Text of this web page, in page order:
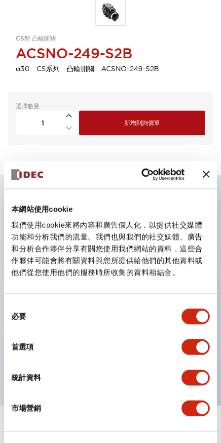
本網站使用cookie
我們使用cookie來將內容和廣告個人化，以提供社交媒體
功能和分析我們的流量。我們也與我們的社交媒體、廣告
和分析合作夥伴分享有關您使用我們網站的資料，這些合
作夥伴可能會將有關資料與您所提供給他們的其他資料或
他們從您使用他們的服務時所收集的資料相結合。
必要
首選項
統計資料
市場營銷
CS型 凸輪開關
ACSNO-249-S2B
φ30 CS系列 凸輪開關 ACSNO-249-S2B
選擇數量
新增到詢價單
主要特點
CS型凸輪開關是方便用於設備的開關和切換，適用範圍廣
泛的操作開關器。
提供72種標準迴路
透過6種形式與接點模組段數的組合，可實現各種接點構
造。
配備可確認接點狀態的指示燈，並提供手柄操作型、鑰匙
手柄可從6種中選擇
文件和檔案